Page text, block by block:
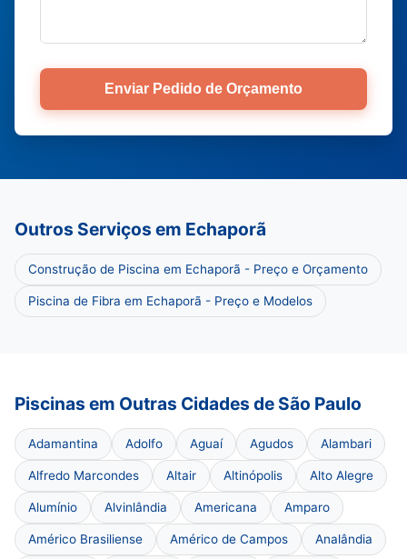
Enviar Pedido de Orçamento
Outros Serviços em Echaporã
Construção de Piscina em Echaporã - Preço e Orçamento
Piscina de Fibra em Echaporã - Preço e Modelos
Piscinas em Outras Cidades de São Paulo
Adamantina Adolfo Aguaí Agudos Alambari
Alfredo Marcondes Altair Altinópolis Alto Alegre
Alumínio Alvinlândia Americana Amparo
Américo Brasiliense Américo de Campos Analândia